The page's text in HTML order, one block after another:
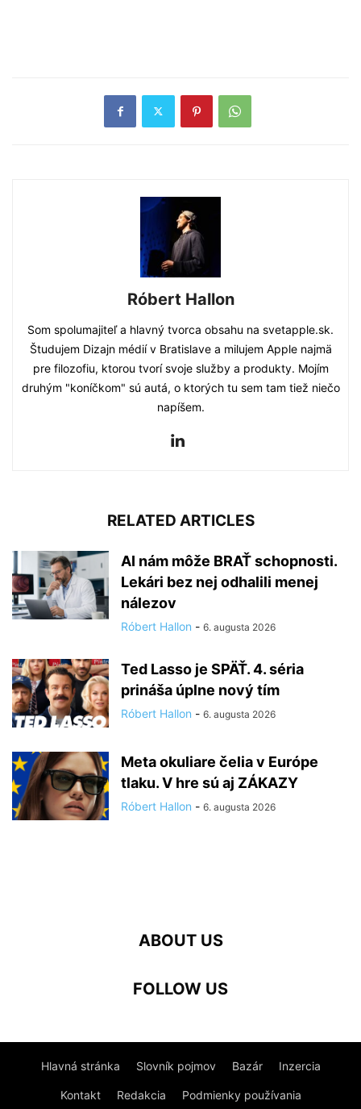
Róbert Hallon
Som spolumajiteľ a hlavný tvorca obsahu na svetapple.sk.
Študujem Dizajn médií v Bratislave a milujem Apple najmä
pre filozofiu, ktorou tvorí svoje služby a produkty. Mojím
druhým "koníčkom" sú autá, o ktorých tu sem tam tiež niečo
napíšem.
RELATED ARTICLES
AI nám môže BRAŤ schopnosti.
Lekári bez nej odhalili menej
nálezov
Róbert Hallon - 6. augusta 2026
Ted Lasso je SPÄŤ. 4. séria
prináša úplne nový tím
Róbert Hallon - 6. augusta 2026
Meta okuliare čelia v Európe
tlaku. V hre sú aj ZÁKAZY
Róbert Hallon - 6. augusta 2026
ABOUT US
FOLLOW US
Hlavná stránka Slovník pojmov Bazár Inzercia
Kontakt Redakcia Podmienky používania